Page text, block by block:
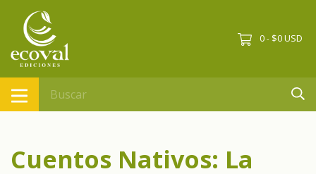
0 - $0 USD
Cuentos Nativos: La